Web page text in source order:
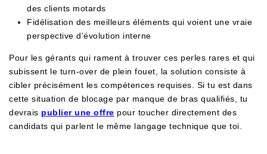
des clients motards
Fidélisation des meilleurs éléments qui voient une vraie
perspective d’évolution interne
Pour les gérants qui rament à trouver ces perles rares et qui
subissent le turn-over de plein fouet, la solution consiste à
cibler précisément les compétences requises. Si tu est dans
cette situation de blocage par manque de bras qualifiés, tu
devrais publier une offre pour toucher directement des
candidats qui parlent le même langage technique que toi.